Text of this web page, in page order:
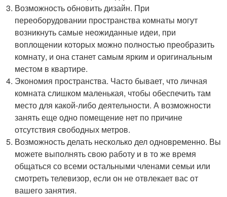
Возможность обновить дизайн. При
переоборудовании пространства комнаты могут
возникнуть самые неожиданные идеи, при
воплощении которых можно полностью преобразить
комнату, и она станет самым ярким и оригинальным
местом в квартире.
Экономия пространства. Часто бывает, что личная
комната слишком маленькая, чтобы обеспечить там
место для какой-либо деятельности. А возможности
занять еще одно помещение нет по причине
отсутствия свободных метров.
Возможность делать несколько дел одновременно. Вы
можете выполнять свою работу и в то же время
общаться со всеми остальными членами семьи или
смотреть телевизор, если он не отвлекает вас от
вашего занятия.